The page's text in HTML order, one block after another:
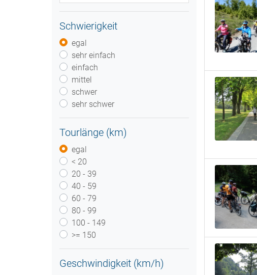
Schwierigkeit
egal
sehr einfach
einfach
mittel
schwer
sehr schwer
Tourlänge (km)
egal
< 20
20 - 39
40 - 59
60 - 79
80 - 99
100 - 149
>= 150
Geschwindigkeit (km/h)